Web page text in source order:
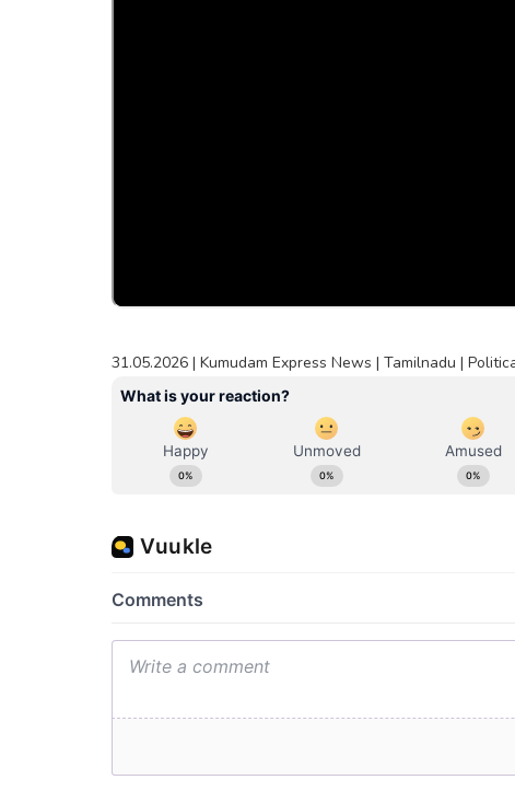
31.05.2026 | Kumudam Express News | Tamilnadu |